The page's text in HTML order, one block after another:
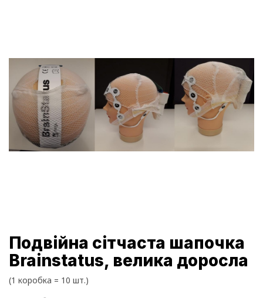
Подвійна сітчаста шапочка
Brainstatus, велика доросла
(1 коробка = 10 шт.)